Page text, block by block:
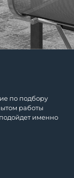
высоте
и
не входят)
по подбору
работы
подойдет именно